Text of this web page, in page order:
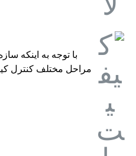
با توجه به اینکه
مراحل مختلف کنترل